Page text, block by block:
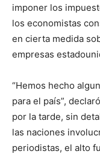
imponer los
los economistas
en cierta medida
empresas
“Hemos hecho
para el país”,
por la tarde, sin
las naciones
periodistas, el alto